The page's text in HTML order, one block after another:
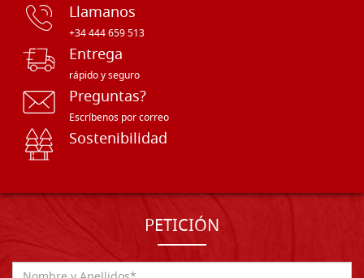
Llamanos
+34 444 659 513
Entrega
rápido y seguro
Preguntas?
Escríbenos por correo
Sostenibilidad
PETICIÓN